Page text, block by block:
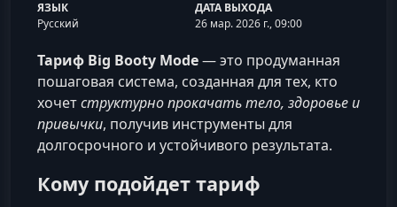
ЯЗЫК
Русский
ДАТА ВЫХОДА
26 мар. 2026 г., 09:00
Тариф Big Booty Mode— это продуманная
пошаговая система, созданная для тех, кто
хочетструктурно прокачать тело, здоровье и
привычки, получив инструменты для
долгосрочного и устойчивого результата.
Кому подойдет тариф